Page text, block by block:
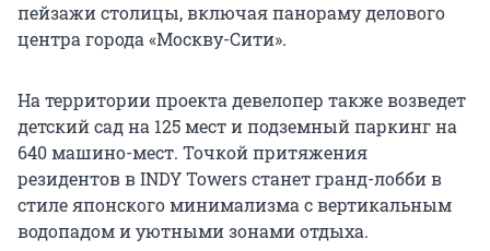
пейзажи столицы, включая панораму делового
центра города «Москву-Сити».
На территории проекта девелопер также возведет
детский сад на 125 мест и подземный паркинг на
640 машино-мест. Точкой притяжения
резидентов в INDY Towers станет гранд-лобби в
стиле японского минимализма с вертикальным
водопадом и уютными зонами отдыха.